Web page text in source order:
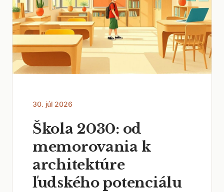
30. júl 2026
Škola 2030: od
memorovania k
architektúre
ľudského potenciálu